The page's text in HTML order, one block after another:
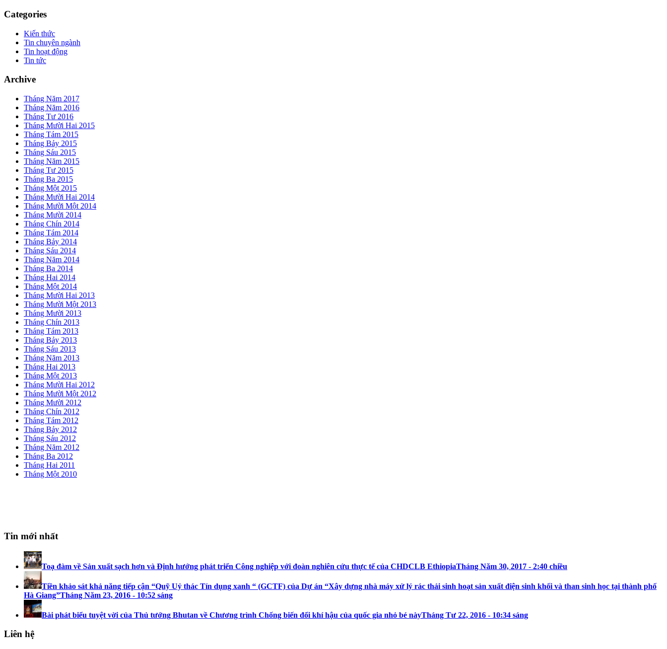
Categories
Kiến thức
Tin chuyên ngành
Tin hoạt động
Tin tức
Archive
Tháng Năm 2017
Tháng Năm 2016
Tháng Tư 2016
Tháng Mười Hai 2015
Tháng Tám 2015
Tháng Bảy 2015
Tháng Sáu 2015
Tháng Năm 2015
Tháng Tư 2015
Tháng Ba 2015
Tháng Một 2015
Tháng Mười Hai 2014
Tháng Mười Một 2014
Tháng Mười 2014
Tháng Chín 2014
Tháng Tám 2014
Tháng Bảy 2014
Tháng Sáu 2014
Tháng Năm 2014
Tháng Ba 2014
Tháng Hai 2014
Tháng Một 2014
Tháng Mười Hai 2013
Tháng Mười Một 2013
Tháng Mười 2013
Tháng Chín 2013
Tháng Tám 2013
Tháng Bảy 2013
Tháng Sáu 2013
Tháng Năm 2013
Tháng Hai 2013
Tháng Một 2013
Tháng Mười Hai 2012
Tháng Mười Một 2012
Tháng Mười 2012
Tháng Chín 2012
Tháng Tám 2012
Tháng Bảy 2012
Tháng Sáu 2012
Tháng Năm 2012
Tháng Ba 2012
Tháng Hai 2011
Tháng Một 2010
Tin mới nhất
Toạ đàm về Sản xuất sạch hơn và Định hướng phát triển Công nghiệp với đoàn nghiên cứu thực tế của CHDCLB EthiopiaTháng Năm 30, 2017 - 2:40 chiều
Tiền khảo sát khả năng tiếp cận “Quỹ Uỷ thác Tín dụng xanh “ (GCTF) của Dự án “Xây dựng nhà máy xử lý rác thải sinh hoạt sản xuất điện sinh khối và than sinh học tại thành phố
Hà Giang”Tháng Năm 23, 2016 - 10:52 sáng
Bài phát biểu tuyệt vời của Thủ tướng Bhutan về Chương trình Chống biến đổi khí hậu của quốc gia nhỏ bé nàyTháng Tư 22, 2016 - 10:34 sáng
Liên hệ